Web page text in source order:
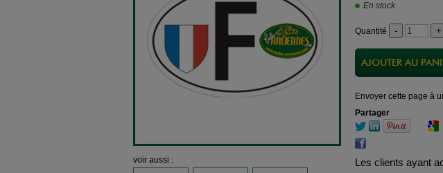
voir aussi :
En stock
Quantité
Envoyer cette page à
Partager
Les clients ayant